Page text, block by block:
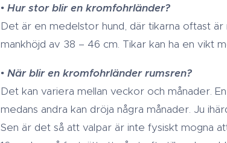
• Hur stor blir en kromfohrländer?
Det är en medelstor hund, där tikarna oftast
mankhöjd av 38 – 46 cm. Tikar kan ha en vikt
• När blir en kromfohrländer rumsren?
Det kan variera mellan veckor och månader.
medans andra kan dröja några månader. Ju
Sen är det så att valpar är inte fysiskt mogna